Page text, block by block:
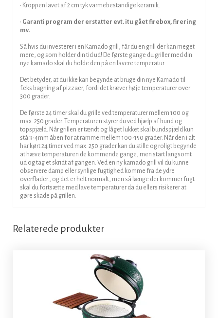
• Kroppen lavet af 2 cm tyk varmebestandige keramik.
• Garanti program der erstatter evt. itu gået firebox, firering
mv.
Så hvis du investerer i en Kamado grill, får du en grill der kan meget
mere, og som holder din tid ud! De første gange du griller med din
nye kamado skal du holde den på en lavere temperatur.
Det betyder, at du ikke kan begynde at bruge din nye Kamado til
f.eks bagning af pizzaer, fordi det kræver høje temperaturer over
300 grader.
De første 24 timer skal du grille ved temperaturer mellem 100 og
max. 250 grader. Temperaturen styrer du ved hjælp af bund og
topspjæld. Når grillen er tændt og låget lukket skal bundspjæld kun
stå 3-4mm åben for at ramme mellem 100-150 grader. Når den i alt
har kørt 24 timer ved max. 250 grader kan du stille og roligt begynde
at hæve temperaturen de kommende gange, men start langsomt
ud og tag et skridt af gangen. Ved en ny kamado grill vil du kunne
observere damp eller synlige fugtighed komme fra de ydre
overflader., og det er helt normalt, men så længe der kommer fugt
skal du fortsætte med lave temperaturer da du ellers risikerer at
gøre skade på grillen.
Relaterede produkter